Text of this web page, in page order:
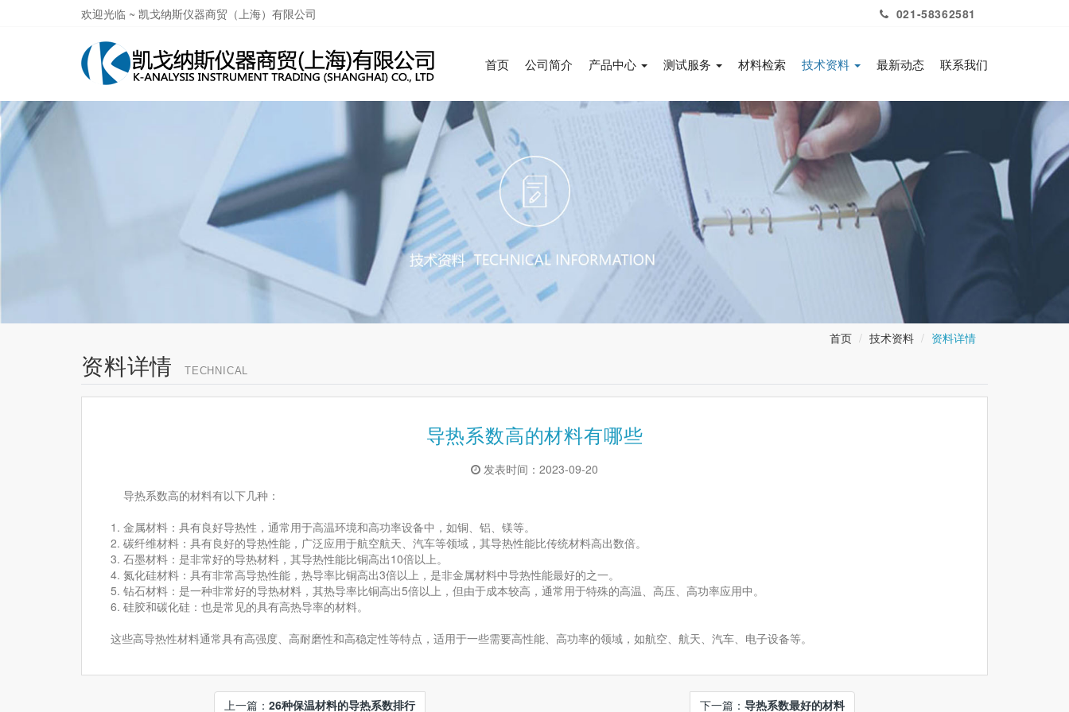
欢迎光临 ~ 凯戈纳斯仪器商贸（上海）有限公司 021-58362581
首页 公司简介 产品中心 测试服务 材料检索 技术资料 最新动态 联系我们
首页 技术资料 资料详情
资料详情 TECHNICAL
导热系数高的材料有哪些
发表时间：2023-09-20
导热系数高的材料有以下几种：
1. 金属材料：具有良好导热性，通常用于高温环境和高功率设备中，如铜、铝、镁等。
2. 碳纤维材料：具有良好的导热性能，广泛应用于航空航天、汽车等领域，其导热性能比传统材料高出数倍。
3. 石墨材料：是非常好的导热材料，其导热性能比铜高出10倍以上。
4. 氮化硅材料：具有非常高导热性能，热导率比铜高出3倍以上，是非金属材料中导热性能最好的之一。
5. 钻石材料：是一种非常好的导热材料，其热导率比铜高出5倍以上，但由于成本较高，通常用于特殊的高温、高压、高功率应用中。
6. 硅胶和碳化硅：也是常见的具有高热导率的材料。
这些高导热性材料通常具有高强度、高耐磨性和高稳定性等特点，适用于一些需要高性能、高功率的领域，如航空、航天、汽车、电子设备等。
上一篇： 26种保温材料的导热系数排行 下一篇：导热系数最好的材料